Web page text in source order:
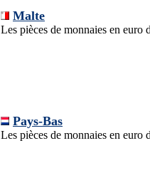
Malte
Les pièces de monnaies en euro
Pays-Bas
Les pièces de monnaies en euro